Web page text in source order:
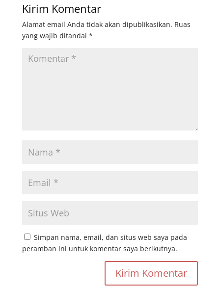
Kirim Komentar
Alamat email Anda tidak akan dipublikasikan. Ruas
yang wajib ditandai *
Simpan nama, email, dan situs web saya pada
peramban ini untuk komentar saya berikutnya.